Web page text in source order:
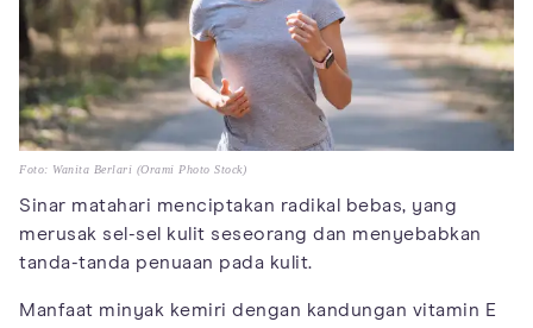
Foto: Wanita Berlari (Orami Photo Stock)
Sinar matahari menciptakan radikal bebas, yang
merusak sel-sel kulit seseorang dan menyebabkan
tanda-tanda penuaan pada kulit.
Manfaat minyak kemiri dengan kandungan vitamin E